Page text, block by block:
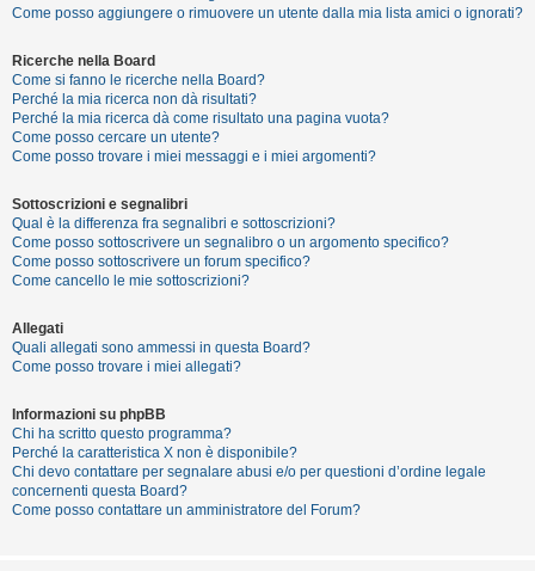
F
A
Q
Come posso aggiungere o rimuovere un utente dalla mia lista amici o ignorati?
Ricerche nella Board
Come si fanno le ricerche nella Board?
Perché la mia ricerca non dà risultati?
Perché la mia ricerca dà come risultato una pagina vuota?
Come posso cercare un utente?
Come posso trovare i miei messaggi e i miei argomenti?
Sottoscrizioni e segnalibri
Qual è la differenza fra segnalibri e sottoscrizioni?
Come posso sottoscrivere un segnalibro o un argomento specifico?
Come posso sottoscrivere un forum specifico?
Come cancello le mie sottoscrizioni?
Allegati
Quali allegati sono ammessi in questa Board?
Come posso trovare i miei allegati?
Informazioni su phpBB
Chi ha scritto questo programma?
Perché la caratteristica X non è disponibile?
Chi devo contattare per segnalare abusi e/o per questioni d’ordine legale
concernenti questa Board?
Come posso contattare un amministratore del Forum?